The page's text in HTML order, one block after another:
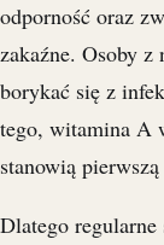
odporność oraz
zakaźne. Osoby
borykać się z
tego, witamina A
stanowią
Dlatego